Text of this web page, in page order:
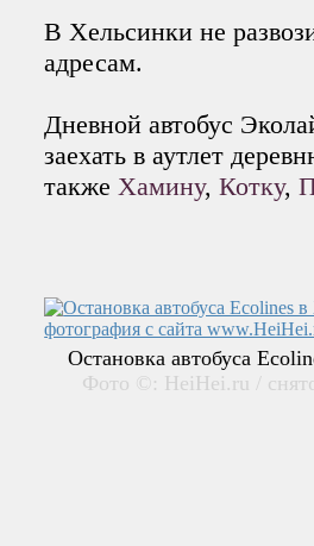
В Хельсинки не
адресам.
Дневной автобус
заехать в аутлет
также Хамину,Котку,
Остановка автобуса
Фото ©: HeiHei.ru /